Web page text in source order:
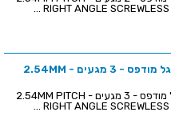
טרמינל בלוק למעגל מודפס - 3 מגעים - 2.54MM